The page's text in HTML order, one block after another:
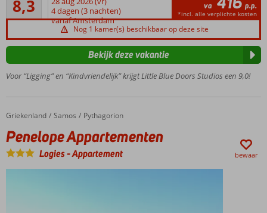
10 meter
kiezelstrand
eigenaar
geeft
tips over
leuke
Kies
voor
8,3
58
beoordelingen4 dagen (3 nachten)
vanaf Amsterdam
va p.p.
*incl. alle verplichte kosten
Nog 1 kamer(s) beschikbaar op deze site
Voor “Ligging” en “Kindvriendelijk” krijgt Little Blue Doors Studios een 9,0!
Bekijk deze vakantie
Home
Griekenland Samos Pythagorion
Penelope Appartementen
Penelope Appartementen
Logies-Appartement bewaar